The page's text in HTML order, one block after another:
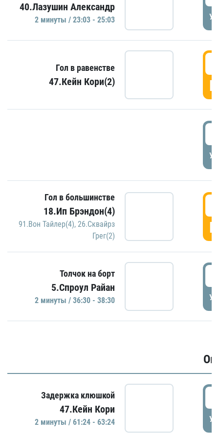
40.Лазушин Александр
2 минуты / 23:03 - 25:03
Гол в равенстве
47.Кейн Кори(2)
Гол в большинстве
18.Ип Брэндон(4)
91.Вон Тайлер(4), 26.Сквайрз
Грег(2)
Толчок на борт
5.Спроул Райан
2 минуты / 36:30 - 38:30
Задержка клюшкой
47.Кейн Кори
2 минуты / 61:24 - 63:24